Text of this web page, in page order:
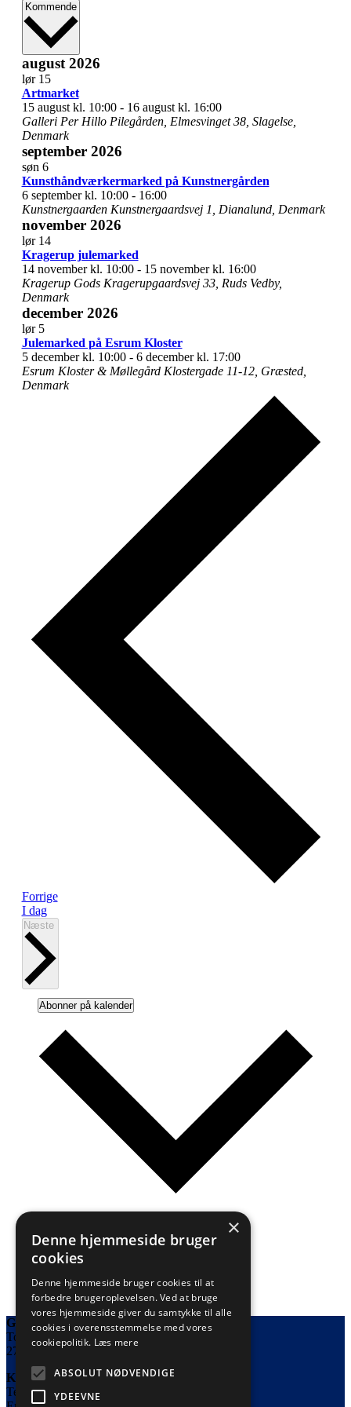
Kommende Vælg
august 2026
lør 15
Artmarket
15 august kl. 10:00- 16 august kl. 16:00
Galleri Per Hillo Pilegården, Elmesvinget 38, Slagelse,
Denmark
september 2026
søn 6
Kunsthåndværkermarked på Kunstnergården
6 september kl. 10:00- 16:00
Kunstnergaarden Kunstnergaardsvej 1, Dianalund, Denmark
november 2026
lør 14
Kragerup julemarked
14 november kl. 10:00- 15 november kl. 16:00
Kragerup Gods Kragerupgaardsvej 33, Ruds Vedby,
Denmark
december 2026
lør 5
Julemarked på Esrum Kloster
5 december kl. 10:00- 6 december kl. 17:00
Esrum Kloster & Møllegård Klostergade 11-12, Græsted,
Denmark
ForrigeBegivenheder
I dag
Næste
Abonner på kalender
iCalendar
Outlook 365
Outlook Live
Eksporter .ics-fil
Eksport Outlook .ics-fil
Great Fun Arts
Tornestykket 8
2720 Vanløse
Kontakt
Telefon: 53639738
×
Denne hjemmeside bruger
cookies
Denne hjemmeside bruger cookies til at
forbedre brugeroplevelsen. Ved at bruge
vores hjemmeside giver du samtykke til alle
cookies i overensstemmelse med vores
cookiepolitik. Læs mere
ABSOLUT NØDVENDIGE
YDEEVNE